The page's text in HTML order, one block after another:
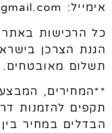
אימייל: 3noganog@gmail.com
כל הרכישות
תשלום מאובטחים.
**המחירים,
תקפים להזמנות
הבדלים במחיר